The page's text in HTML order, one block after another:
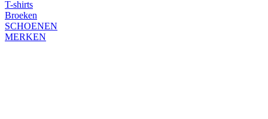
T-shirts
Broeken
SCHOENEN
MERKEN